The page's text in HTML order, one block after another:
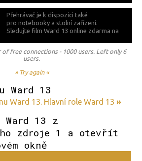
Přehrávač je k dispozici také
pro notebooky a stolní zařízení.
Sledujte film Ward 13 online zdarma na
of free connections - 1000 users. Left only 6
users.
» Try again «
Ward 13
Ward 13. Hlavní role Ward 13 »
13 z
zdroje 1 a otevřít
okně